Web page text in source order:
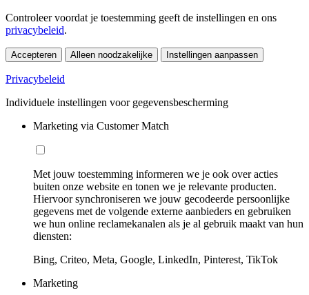
Controleer voordat je toestemming geeft de instellingen en ons
privacybeleid.
Accepteren Alleen noodzakelijke Instellingen aanpassen
Privacybeleid
Individuele instellingen voor gegevensbescherming
Marketing via Customer Match
Met jouw toestemming informeren we je ook over acties
buiten onze website en tonen we je relevante producten.
Hiervoor synchroniseren we jouw gecodeerde persoonlijke
gegevens met de volgende externe aanbieders en gebruiken
we hun online reclamekanalen als je al gebruik maakt van hun
diensten:
Bing, Criteo, Meta, Google, LinkedIn, Pinterest, TikTok
Marketing